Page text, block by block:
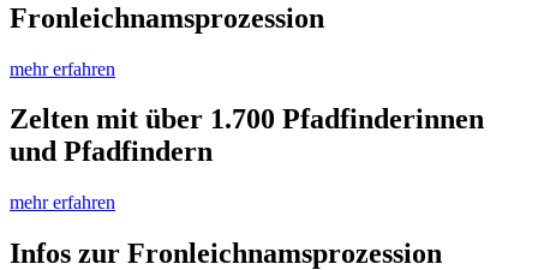
Fronleichnamsprozession
mehr erfahren
Zelten mit über 1.700 Pfadfinderinnen
und Pfadfindern
mehr erfahren
Infos zur Fronleichnamsprozession